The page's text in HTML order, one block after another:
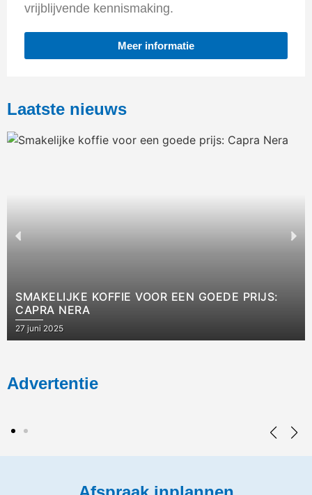
vrijblijvende kennismaking.
Meer informatie
Laatste nieuws
SMAKELIJKE KOFFIE VOOR EEN GOEDE PRIJS:
CAPRA NERA
27 juni 2025
Advertentie